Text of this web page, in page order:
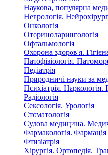
Наукова, популярна
Неврологія.
Онкологія
Оториноларингологія
Офтальмологія
Охорона здоров'я.
Патофізіологія.
Педіатрія
Природничі науки за
Психіатрія. Наркологія.
Радіологія
Сексологія. Урологія
Стоматологія
Судова медицина.
Фармакологія. Фармація
Фтизіатрія
Хірургія. Ортопедія.